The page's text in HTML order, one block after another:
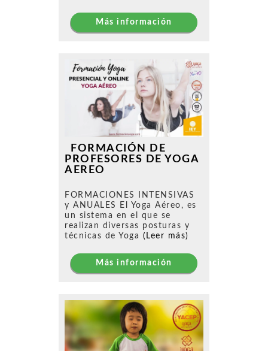
Más información
FORMACIÓN DE
PROFESORES DE YOGA
AEREO
FORMACIONES INTENSIVAS
y ANUALES El Yoga Aéreo, es
un sistema en el que se
realizan diversas posturas y
técnicas de Yoga (Leer más)
Más información